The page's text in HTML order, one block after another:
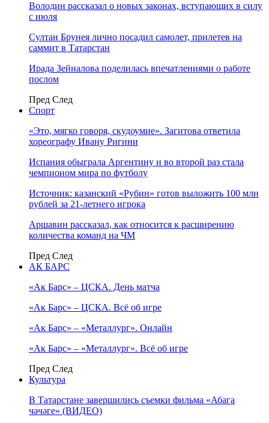
Володин рассказал о новых законах, вступающих в силу
с июля
Султан Брунея лично посадил самолет, прилетев на
саммит в Татарстан
Ирада Зейналова поделилась впечатлениями о работе
послом
Пред След
Спорт
«Это, мягко говоря, скудоумие». Загитова ответила
хореографу Ивану Ригини
Испания обыграла Аргентину и во второй раз стала
чемпионом мира по футболу
Источник: казанский «Рубин» готов выложить 100 млн
рублей за 21-летнего игрока
Аршавин рассказал, как относится к расширению
количества команд на ЧМ
Пред След
АК БАРС
«Ак Барс» – ЦСКА. День матча
«Ак Барс» – ЦСКА. Всё об игре
«Ак Барс» – «Металлург». Онлайн
«Ак Барс» – «Металлург». Всё об игре
Пред След
Культура
В Татарстане завершились съемки фильма «Абага
чәчәге» (ВИДЕО)